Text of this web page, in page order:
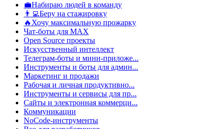
💼Набираю людей в команду
👨‍💻Беру на стажировку
🔥Хочу максимальную прожарку
Чат-боты для MAX
Open Source проекты
Искусственный интеллект
Телеграм-боты и мини-приложе...
Инструменты и боты для админ...
Маркетинг и продажи
Рабочая и личная продуктивно...
Инструменты и сервисы для пр...
Сайты и электронная коммерци...
Коммуникации
NoCode-инструменты